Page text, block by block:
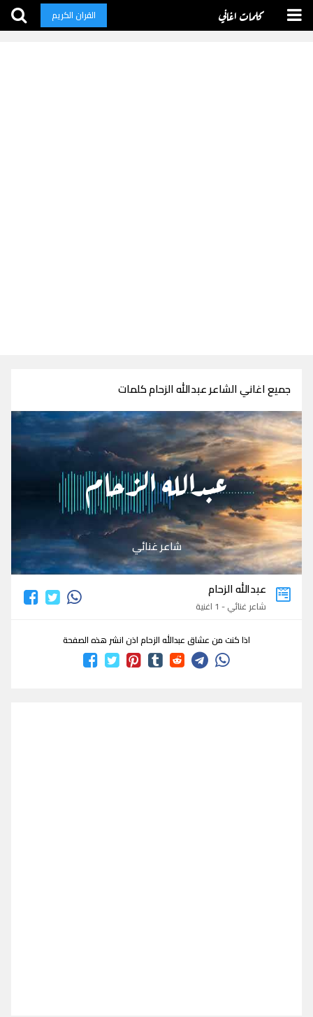
كلمات اغاني القران الكريم
جميع اغاني الشاعر عبدالله الزحام كلمات
عبدالله الزحام
شاعر غنائي
عبدالله الزحام
شاعر غنائي - 1 اغنية
اذا كنت من عشاق عبدالله الزحام اذن انشر هذه الصفحة